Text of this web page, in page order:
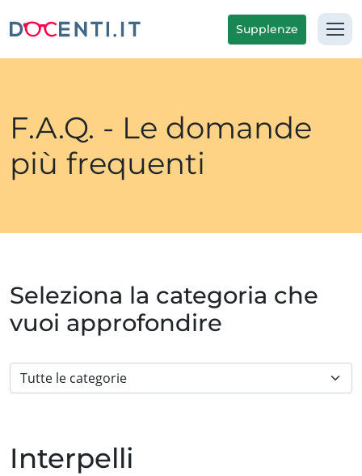
Supplenze
F.A.Q. - Le domande
più frequenti
Seleziona la categoria che
vuoi approfondire
Interpelli